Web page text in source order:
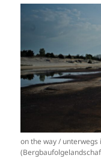
on the way /